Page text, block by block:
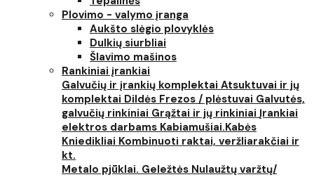
Plovimo - valymo įranga
Aukšto slėgio plovyklės
Dulkių siurbliai
Šlavimo mašinos
Rankiniai įrankiai
Galvučių ir įrankių komplektai Atsuktuvai ir jų
komplektai Dildės Frezos / plėstuvai Galvutės,
galvučių rinkiniai Grąžtai ir jų rinkiniai Įrankiai
elektros darbams Kabiamušiai.Kabės
Kniedikliai Kombinuoti raktai, veržliarakčiai ir
kt.
Metalo pjūklai. Geležtės Nulaužtų varžtų/